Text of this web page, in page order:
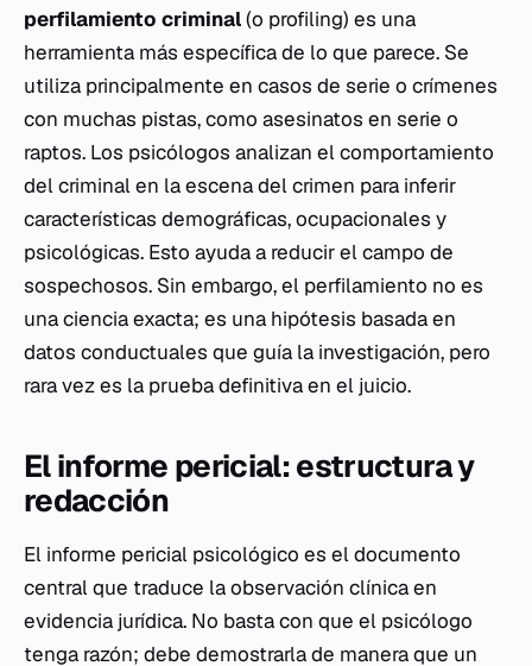
perfilamiento criminal(o profiling) es una
herramienta más específica de lo que parece. Se
utiliza principalmente en casos de serie o crímenes
con muchas pistas, como asesinatos en serie o
raptos. Los psicólogos analizan el comportamiento
del criminal en la escena del crimen para inferir
características demográficas, ocupacionales y
psicológicas. Esto ayuda a reducir el campo de
sospechosos. Sin embargo, el perfilamiento no es
una ciencia exacta; es una hipótesis basada en
datos conductuales que guía la investigación, pero
rara vez es la prueba definitiva en el juicio.
El informe pericial: estructura y
redacción
El informe pericial psicológico es el documento
central que traduce la observación clínica en
evidencia jurídica. No basta con que el psicólogo
tenga razón; debe demostrarla de manera que un